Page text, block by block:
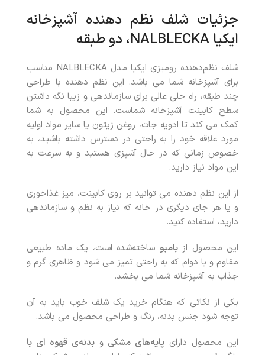
جزئیات شلف نظم دهنده آشپزخانه
ایکیا NALBLECKA، دو طبقه
شلف نظم‌دهنده رومیزی ایکیا مدل NALBLECKA مناسب
برای آشپزخانه شما می باشد. این نظم دهنده با طراحی
چند طبقه، راه حلی عالی برای سازماندهی و زیبا نگه داشتن
سطح کابینت آشپزخانه شماست. این محصول به شما
کمک می کند تا ادویه جات، روغن زیتون یا سایر مواد اولیه
مورد علاقه خود را به راحتی در دسترس داشته باشید، به
خصوص زمانی که در حال آشپزی هستید و به سرعت به
این مواد نیاز دارید.
از این نظم دهنده می توانید بر روی کابینت، میز غذاخوری
و یا هر جای دیگری در خانه که نیاز به نظم و سازماندهی
دارید، استفاده کنید.
این محصول ازبامبو ساخته‌شده است، یک ماده طبیعی
مقاوم و با دوام که به راحتی تمیز می شود و ظاهری گرم و
جذاب به آشپزخانه شما می بخشد.
یکی از نکاتی که هنگام خرید یک شلف خوب باید به آن
توجه شود جنس بدنه، رنگ و طراحی محصول می باشد.
این محصول دارای پایه‌های مشکی وبدنه‌ی قهوه ای با